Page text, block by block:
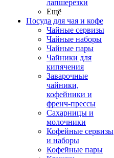
лапшерезки
Ещё
Посуда для чая и кофе
Чайные сервизы
Чайные наборы
Чайные пары
Чайники для
кипячения
Заварочные
чайники,
кофейники и
френч-прессы
Сахарницы и
молочники
Кофейные сервизы
и наборы
Кофейные пары